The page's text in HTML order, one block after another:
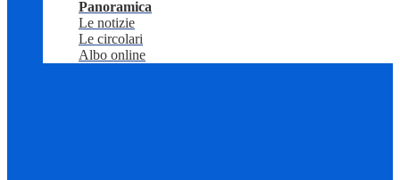
Panoramica
Le notizie
Le circolari
Albo online